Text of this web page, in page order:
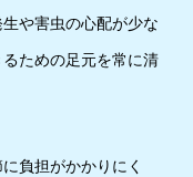
や害虫の心配が少な
ための足元を常に清
負担がかかりにく